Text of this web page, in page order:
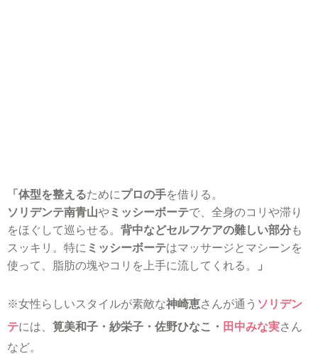
「体型を整えるためにプロの手を借りる。
ソリデンテ南青山や ミッシーボーテで、全身のコリや滞り
をほぐして巡らせる。 背中などセルフケアの難しい部分も
スッキリ。特に ミッシーボーテはマッサージとマシーンを
使って、脂肪の塊やコリを上手に流してくれる。
」
※女性らしいスタイルが素敵な神崎恵さんが通う ソリデン
テには、 筧美和子・紗栄子・佐野ひなこ・ 田中みな実さん
など。